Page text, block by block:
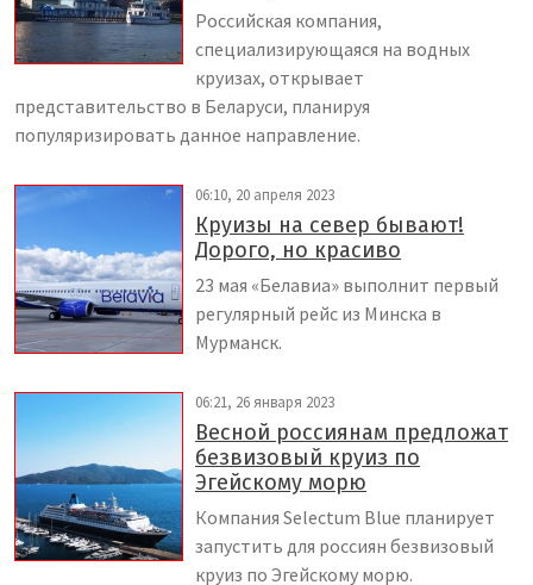
Российская компания,
специализирующаяся на водных
круизах, открывает
представительство в Беларуси, планируя
популяризировать данное направление.
06:10, 20 апреля 2023
Круизы на север бывают!
Дорого, но красиво
23 мая «Белавиа» выполнит первый
регулярный рейс из Минска в
Мурманск.
06:21, 26 января 2023
Весной россиянам предложат
безвизовый круиз по
Эгейскому морю
Компания Selectum Blue планирует
запустить для россиян безвизовый
круиз по Эгейскому морю.